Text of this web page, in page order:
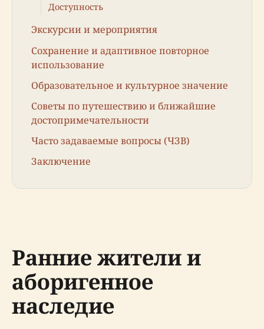
Доступность
Экскурсии и мероприятия
Сохранение и адаптивное повторное
использование
Образовательное и культурное значение
Советы по путешествию и ближайшие
достопримечательности
Часто задаваемые вопросы (ЧЗВ)
Заключение
Ранние жители и
аборигенное
наследие